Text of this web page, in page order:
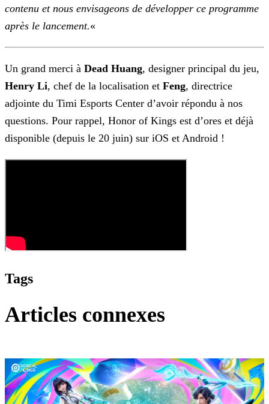
contenu et nous envisageons de développer ce programme
après le lancement.«
Un grand merci à Dead Huang, designer principal du jeu,
Henry Li, chef de la localisation et Feng, directrice
adjointe du Timi Esports Center d’avoir répondu à nos
questions. Pour rappel, Honor of Kings est d’ores et déjà
disponible (depuis le 20 juin) sur iOS et Android !
Tags
Articles connexes